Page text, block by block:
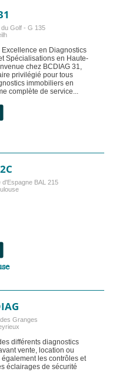
du Golf - G 135
Excellence en Diagnostics
Spécialisations en Haute-
chez BCDIAG 31,
privilégié pour tous
immobiliers en
complète de service...
d'Espagne BAL 215
Granges
différents diagnostics
vente, location ou
les contrôles et
éclairages de sécurité